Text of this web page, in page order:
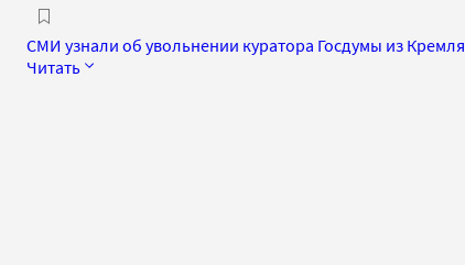
СМИ узнали об увольнении куратора Госдумы из Кремля
Читать